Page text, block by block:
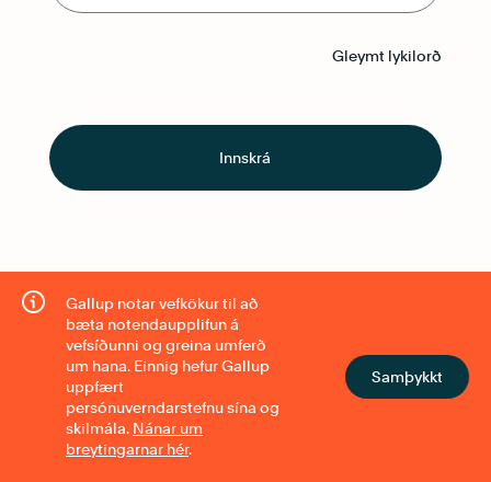
Gleymt lykilorð
Innskrá
Gallup notar vefkökur til að
bæta notendaupplifun á
vefsíðunni og greina umferð
um hana. Einnig hefur Gallup
uppfært
persónuverndarstefnu sína og
skilmála. Nánar um
breytingarnar hér.
Samþykkt